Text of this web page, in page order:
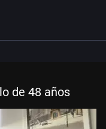
de 48 años